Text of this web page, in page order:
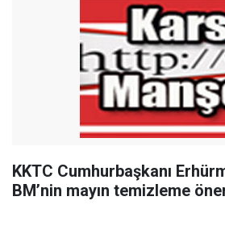
KKTC Cumhurbaşkanı
BM’nin mayın temizleme